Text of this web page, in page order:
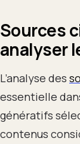
Sources
analyser
L’analyse des
essentielle
génératifs
contenus